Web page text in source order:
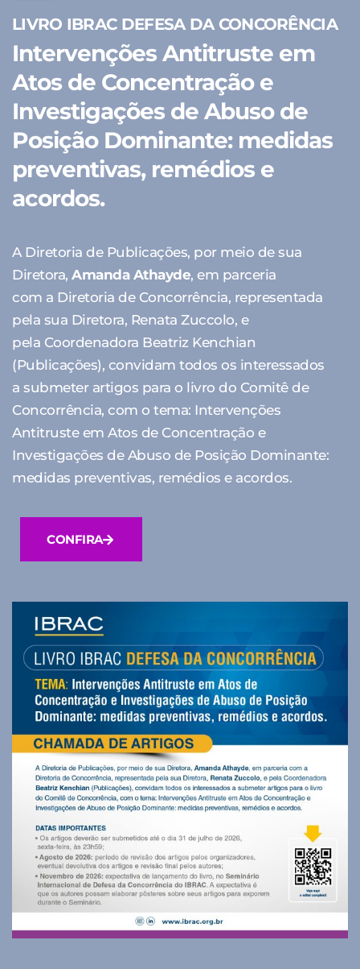
LIVRO IBRAC DEFESA DA CONCORÊNCIA
Intervenções Antitruste em
Atos de Concentração e
Investigações de Abuso de
Posição Dominante: medidas
preventivas, remédios e
acordos.
A Diretoria de Publicações, por meio de sua
Diretora, Amanda Athayde, em parceria
com a Diretoria de Concorrência, representada
pela sua Diretora, Renata Zuccolo, e
pela Coordenadora Beatriz Kenchian
(Publicações), convidam todos os interessados
a submeter artigos para o livro do Comitê de
Concorrência, com o tema: Intervenções
Antitruste em Atos de Concentração e
Investigações de Abuso de Posição Dominante:
medidas preventivas, remédios e acordos.
CONFIRA